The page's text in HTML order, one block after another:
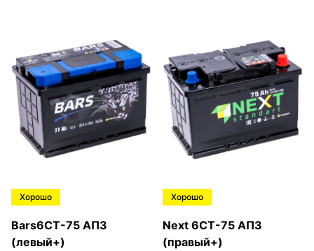
Хорошо
Bars6СТ-75 АПЗ
(левый+)
Хорошо
Next 6СТ-75 АПЗ
(правый+)